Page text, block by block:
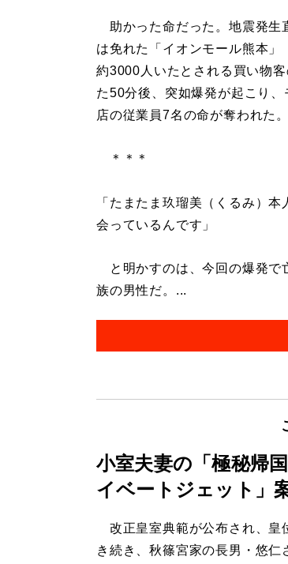
助かった命だった。地震発生
は免れた「イオンモール熊本」
約3000人いたとされる買い物
た50分後、突如爆発が起こり、
店の従業員7名の命が奪われた。
＊＊＊
「たまたま玖瑠美（くるみ）
会っているんです」
と明かすのは、今回の爆発で
族の男性だ。...
小室夫妻の「極秘帰
イベートジェット」
改正皇室典範が公布され、皇
き続き、秋篠宮家の長男・悠仁